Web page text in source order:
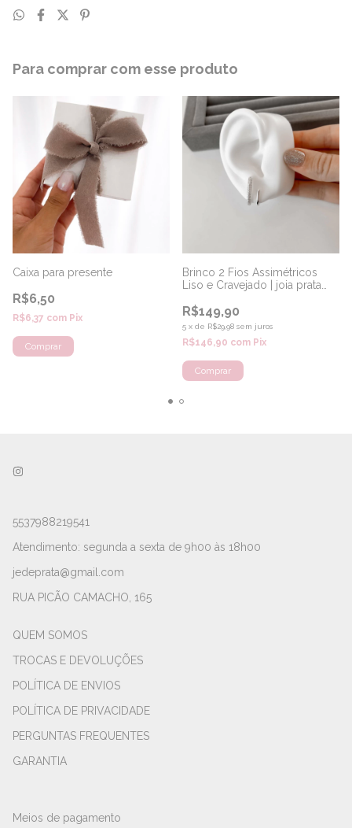
Para comprar com esse produto
Caixa para presente
R$6,50
R$6,37 com Pix
Brinco 2 Fios Assimétricos
Liso e Cravejado | joia prata
R$149,90
5 x de R$29,98 sem juros
R$146,90 com Pix
5537988219541
Atendimento: segunda a sexta de 9h00 às 18h00
jedeprata@gmail.com
RUA PICÃO CAMACHO, 165
QUEM SOMOS
TROCAS E DEVOLUÇÕES
POLÍTICA DE ENVIOS
POLÍTICA DE PRIVACIDADE
PERGUNTAS FREQUENTES
GARANTIA
Meios de pagamento